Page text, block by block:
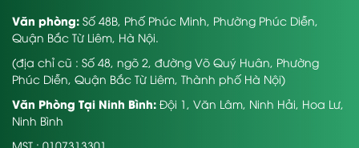
Văn phòng: Số 48B, Phố Phúc Minh, Phường Phúc Diễn,
Quận Bắc Từ Liêm, Hà Nội.
(địa chỉ cũ : Số 48, ngõ 2, đường Võ Quý Huân, Phường
Phúc Diễn, Quận Bắc Từ Liêm, Thành phố Hà Nội)
Văn Phòng Tại Ninh Bình: Đội 1, Văn Lâm, Ninh Hải, Hoa Lư,
Ninh Bình